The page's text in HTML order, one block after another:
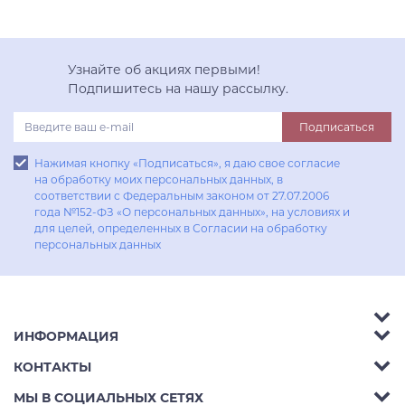
Узнайте об акциях первыми!
Подпишитесь на нашу рассылку.
Подписаться
Нажимая кнопку «Подписаться», я даю свое согласие
на обработку моих персональных данных, в
соответствии с Федеральным законом от 27.07.2006
года №152-ФЗ «О персональных данных», на условиях и
для целей, определенных в Согласии на обработку
персональных данных
Аксессуары
Гостиные
ИНФОРМАЦИЯ
Акции
КОНТАКТЫ
Телефон: 8 (800) 302-42-39
МЫ В СОЦИАЛЬНЫХ СЕТЯХ